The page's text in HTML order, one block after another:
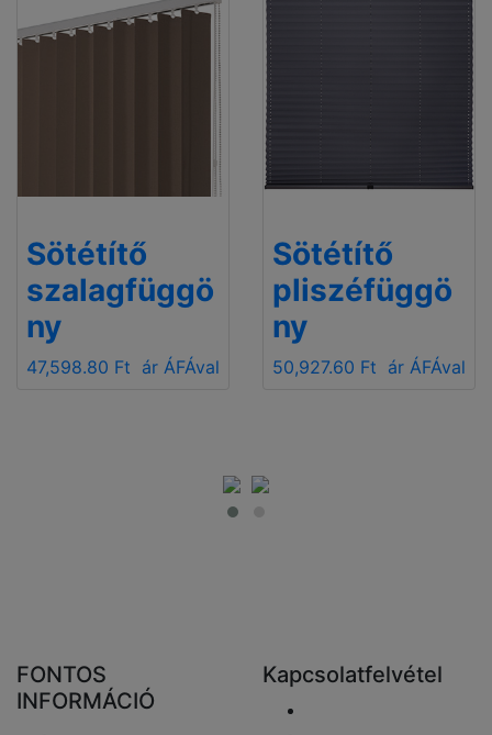
Sötétítő
szalagfüggö
ny
47,598.80 Ft ár ÁFÁval
Sötétítő
pliszéfüggö
ny
50,927.60 Ft ár ÁFÁval
FONTOS
INFORMÁCIÓ
Kapcsolatfelvétel